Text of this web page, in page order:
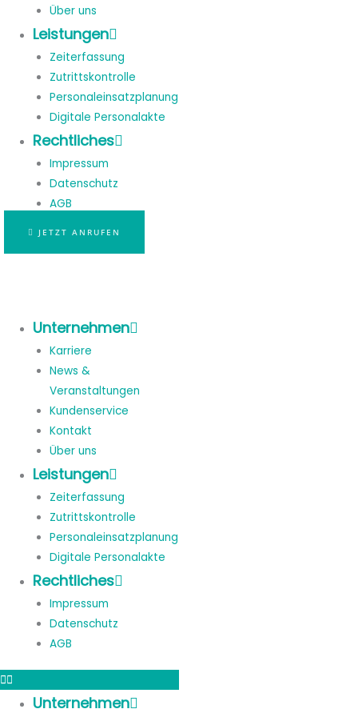
Über uns
Leistungen
Zeiterfassung
Zutrittskontrolle
Personaleinsatzplanung
Digitale Personalakte
Rechtliches
Impressum
Datenschutz
AGB
JETZT ANRUFEN
Unternehmen
Karriere
News &
Veranstaltungen
Kundenservice
Kontakt
Über uns
Leistungen
Zeiterfassung
Zutrittskontrolle
Personaleinsatzplanung
Digitale Personalakte
Rechtliches
Impressum
Datenschutz
AGB
Unternehmen